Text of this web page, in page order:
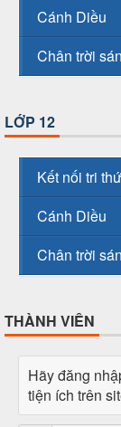
Cánh Diều
Chân trời
LỚP 12
Kết nối tri
Cánh Diều
Chân trời
THÀNH VIÊN
Hãy đăng
tiện ích trên